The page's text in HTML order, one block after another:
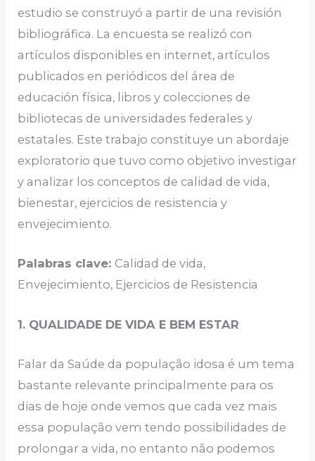
estudio se construyó a partir de una revisión
bibliográfica. La encuesta se realizó con
artículos disponibles en internet, artículos
publicados en periódicos del área de
educación física, libros y colecciones de
bibliotecas de universidades federales y
estatales. Este trabajo constituye un abordaje
exploratorio que tuvo como objetivo investigar
y analizar los conceptos de calidad de vida,
bienestar, ejercicios de resistencia y
envejecimiento.
Palabras clave: Calidad de vida,
Envejecimiento, Ejercicios de Resistencia
1. QUALIDADE DE VIDA E BEM ESTAR
Falar da Saúde da população idosa é um tema
bastante relevante principalmente para os
dias de hoje onde vemos que cada vez mais
essa população vem tendo possibilidades de
prolongar a vida, no entanto não podemos